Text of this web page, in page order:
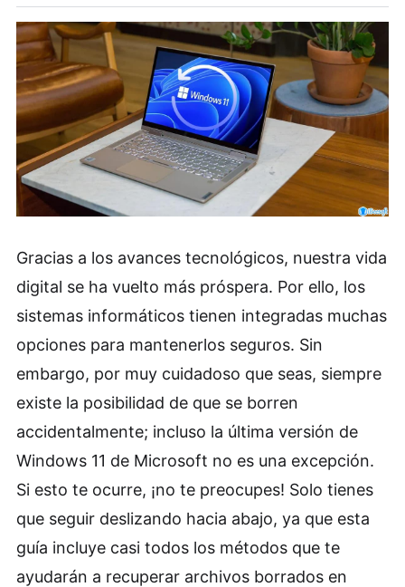
Gracias a los avances tecnológicos, nuestra vida
digital se ha vuelto más próspera. Por ello, los
sistemas informáticos tienen integradas muchas
opciones para mantenerlos seguros. Sin
embargo, por muy cuidadoso que seas, siempre
existe la posibilidad de que se borren
accidentalmente; incluso la última versión de
Windows 11 de Microsoft no es una excepción.
Si esto te ocurre, ¡no te preocupes! Solo tienes
que seguir deslizando hacia abajo, ya que esta
guía incluye casi todos los métodos que te
ayudarán a recuperar archivos borrados en